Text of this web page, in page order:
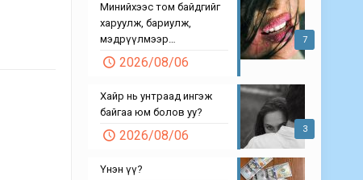
7
Минийхээс том байдгийг
харуулж, бариулж,
мэдрүүлмээр…
2026/08/06
3
Хайр нь унтраад ингэж
байгаа юм болов уу?
2026/08/06
Үнэн үү?